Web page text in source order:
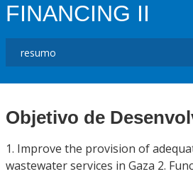
FINANCING II
Objetivo de
1. Improve the provision of
wastewater services in Gaza 2.